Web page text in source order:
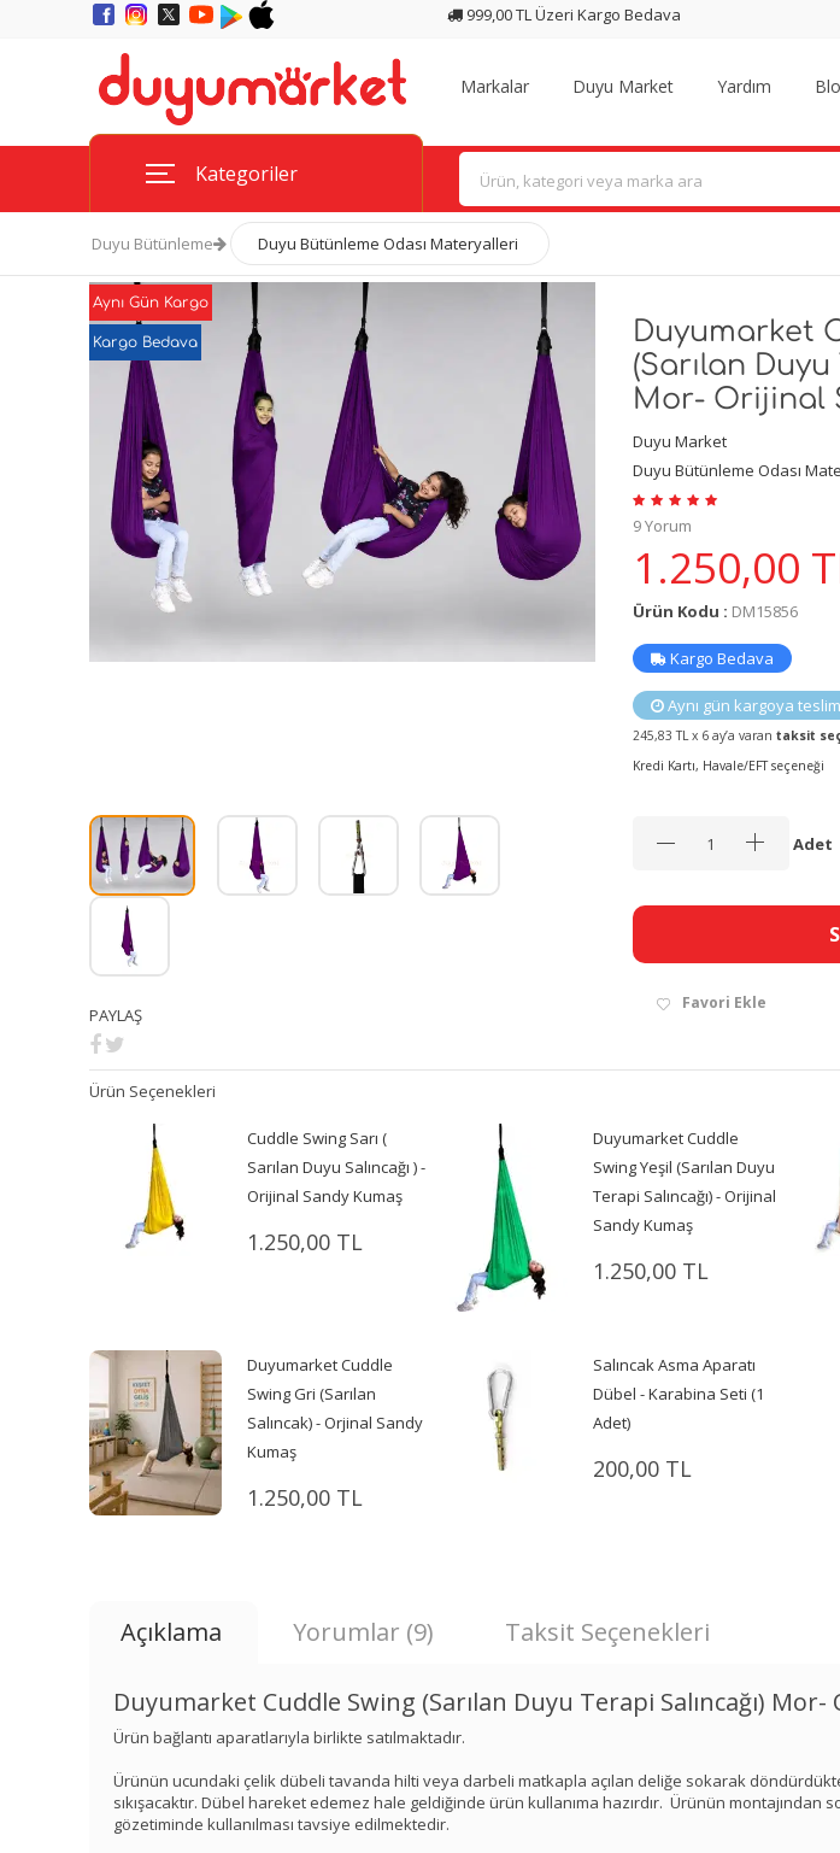
999,00 TL Üzeri Kargo Bedava
Markalar Duyu Market Yardım
Kategoriler
Duyu Bütünleme Duyu Bütünleme Odası Materyalleri
Aynı Gün Kargo
Kargo Bedava
PAYLAŞ
Duyumarket
(Sarılan Duyu
Mor- Orijinal
Duyu Market
Duyu Bütünleme Odası
9 Yorum
1.250,00
Ürün Kodu : DM15856
Kargo Bedava
Aynı gün kargoya teslim
245,83 TL x 6 ay’a varan taksit
Kredi Kartı, Havale/EFT seçeneği
Adet
Favori Ekle
Ürün Seçenekleri
Cuddle Swing Sarı (
Sarılan Duyu Salıncağı ) -
Orijinal Sandy Kumaş
1.250,00 TL
Duyumarket Cuddle
Swing Yeşil (Sarılan Duyu
Terapi Salıncağı) - Orijinal
Sandy Kumaş
1.250,00 TL
Duyumarket Cuddle
Swing Gri (Sarılan
Salıncak) - Orjinal Sandy
Kumaş
1.250,00 TL
Salıncak Asma Aparatı
Dübel - Karabina Seti (1
Adet)
200,00 TL
Açıklama Yorumlar (9) Taksit Seçenekleri
Duyumarket Cuddle Swing (Sarılan Duyu Terapi Salıncağı)
Ürün bağlantı aparatlarıyla birlikte satılmaktadır.
Ürünün ucundaki çelik dübeli tavanda hilti veya darbeli matkapla açılan deliğe sokarak
sıkışacaktır. Dübel hareket edemez hale geldiğinde ürün kullanıma hazırdır. Ürünün
gözetiminde kullanılması tavsiye edilmektedir.